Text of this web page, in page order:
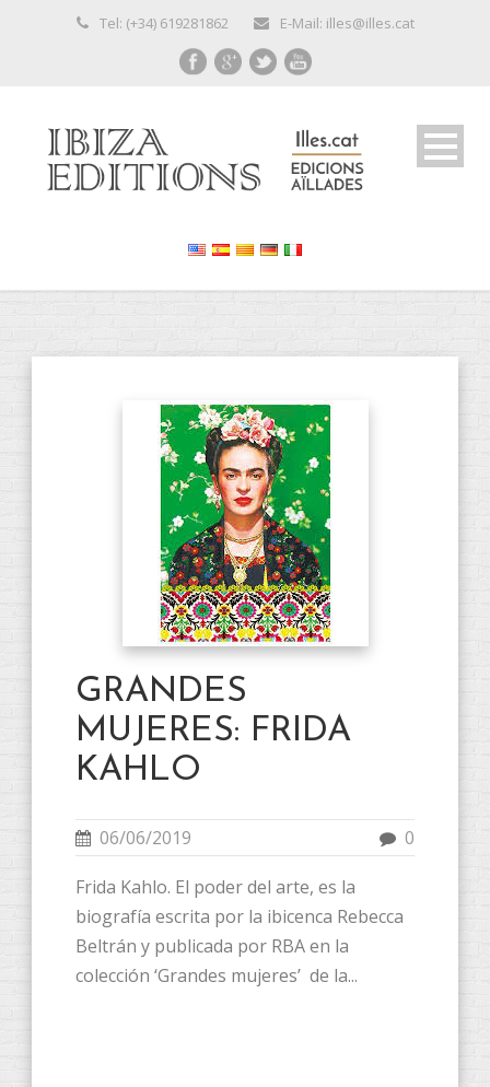
Tel: (+34) 619281862 E-Mail: illes@illes.cat
GRANDES
MUJERES: FRIDA
KAHLO
06/06/2019 0
Frida Kahlo. El poder del arte, es la
biografía escrita por la ibicenca Rebecca
Beltrán y publicada por RBA en la
colección ‘Grandes mujeres’ de la...